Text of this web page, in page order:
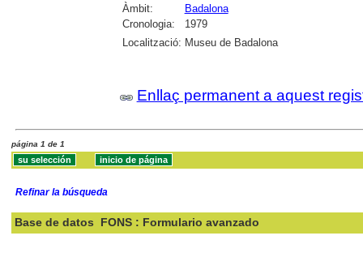
Àmbit:
Badalona
Cronologia:
1979
Localització: Museu de Badalona
Enllaç permanent a aquest
página 1 de 1
Refinar la búsqueda
Base de datos FONS : Formulario avanzado